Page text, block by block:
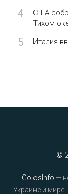
4
США
Тихом
5 Италия
©
GolosInfo —
Украине и